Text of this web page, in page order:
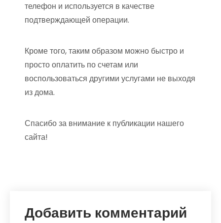
телефон и используется в качестве
подтверждающей операции.
Кроме того, таким образом можно быстро и
просто оплатить по счетам или
воспользоваться другими услугами не выходя
из дома.
Спасибо за внимание к публикации нашего
сайта!
Добавить комментарий